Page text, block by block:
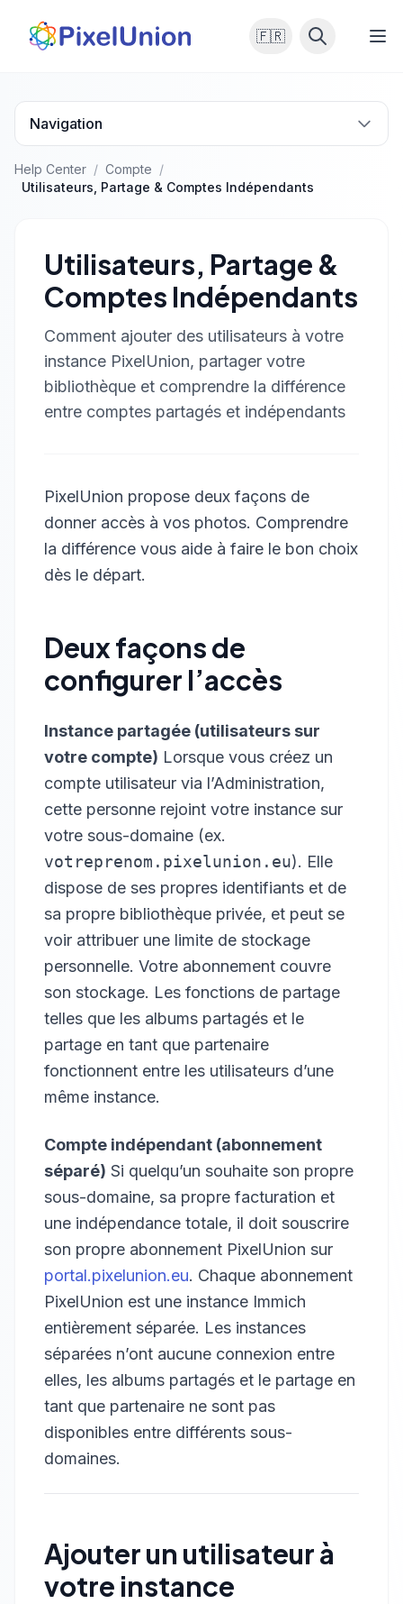
🇫🇷
Navigation
Help Center / Compte /
Utilisateurs, Partage & Comptes Indépendants
Utilisateurs, Partage &
Comptes Indépendants
Comment ajouter des utilisateurs à votre
instance PixelUnion, partager votre
bibliothèque et comprendre la différence
entre comptes partagés et indépendants
PixelUnion propose deux façons de
donner accès à vos photos. Comprendre
la différence vous aide à faire le bon choix
dès le départ.
Deux façons de
configurer l’accès
Instance partagée (utilisateurs sur
votre compte) Lorsque vous créez un
compte utilisateur via l’Administration,
cette personne rejoint votre instance sur
votre sous-domaine (ex.
votreprenom.pixelunion.eu). Elle
dispose de ses propres identifiants et de
sa propre bibliothèque privée, et peut se
voir attribuer une limite de stockage
personnelle. Votre abonnement couvre
son stockage. Les fonctions de partage
telles que les albums partagés et le
partage en tant que partenaire
fonctionnent entre les utilisateurs d’une
même instance.
Compte indépendant (abonnement
séparé) Si quelqu’un souhaite son propre
sous-domaine, sa propre facturation et
une indépendance totale, il doit souscrire
son propre abonnement PixelUnion sur
portal.pixelunion.eu. Chaque abonnement
PixelUnion est une instance Immich
entièrement séparée. Les instances
séparées n’ont aucune connexion entre
elles, les albums partagés et le partage en
tant que partenaire ne sont pas
disponibles entre différents sous-
domaines.
Ajouter un utilisateur à
votre instance